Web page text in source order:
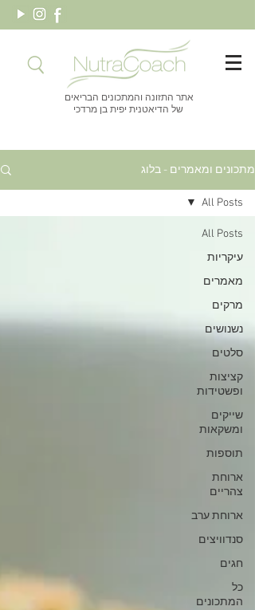
אתר התזונה והמתכונים הבריאים
של הדיאטנית יפית בן מרדכי
מתכונים ומאמרים - בלוג
All Posts
עיקריות
מאמרים
מרקים
נשנושים
סלטים
קציצות
ופשטידות
שייקים
ומשקאות
תוספות
ארוחת
צהריים
ארוחת ערב
סנדוויצים
חגים
כל
המתכונים
All Posts